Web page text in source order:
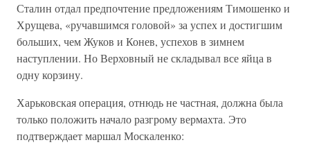
Сталин отдал предпочтение предложениям Тимошенко и
Хрущева, «ручавшимся головой» за успех и достигшим
больших, чем Жуков и Конев, успехов в зимнем
наступлении. Но Верховный не складывал все яйца в
одну корзину.
Харьковская операция, отнюдь не частная, должна была
только положить начало разгрому вермахта. Это
подтверждает маршал Москаленко: